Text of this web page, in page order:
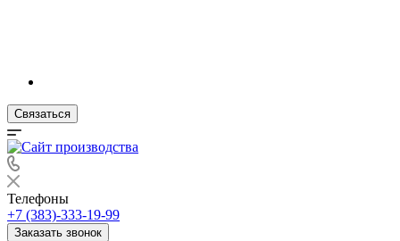
Связаться
Телефоны
+7 (383)-333-19-99
Заказать звонок